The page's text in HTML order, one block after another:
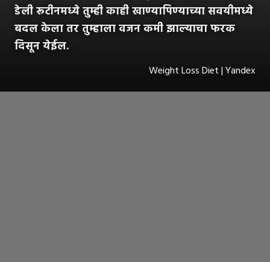
डेली रूटीनमध्ये तुम्ही काही खाण्यापिण्याच्या सवयीमध्ये
बदल केला तर तुम्हाला वजन कमी झाल्याचा फरक
दिसून येईल.
Weight Loss Diet | Yandex